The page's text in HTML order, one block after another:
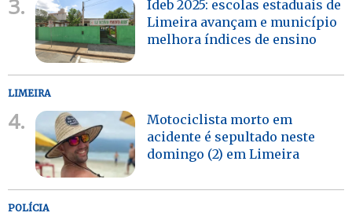
3.
Ideb 2025: escolas estaduais de
Limeira avançam e município
melhora índices de ensino
LIMEIRA
4.
Motociclista morto em
acidente é sepultado neste
domingo (2) em Limeira
POLÍCIA